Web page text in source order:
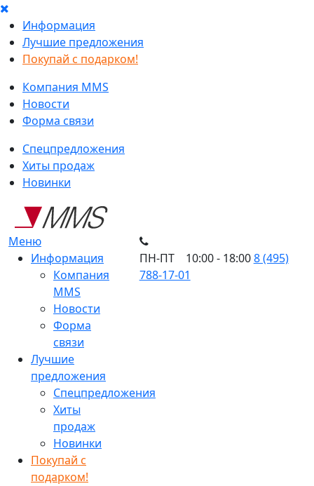
Информация
Лучшие предложения
Покупай с подарком!
Компания MMS
Новости
Форма связи
Спецпредложения
Хиты продаж
Новинки
Меню
Информация
Компания
MMS
Новости
Форма
связи
Лучшие
предложения
Спецпредложения
Хиты
продаж
Новинки
Покупай с
подарком!
ПН-ПТ 10:00 - 18:008 (495)
788-17-01